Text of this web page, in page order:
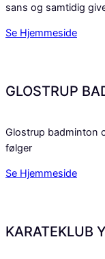
sans og samtidig
Se Hjemmeside
GLOSTRUP
Glostrup badminton
følger
Se Hjemmeside
KARATEKLUB